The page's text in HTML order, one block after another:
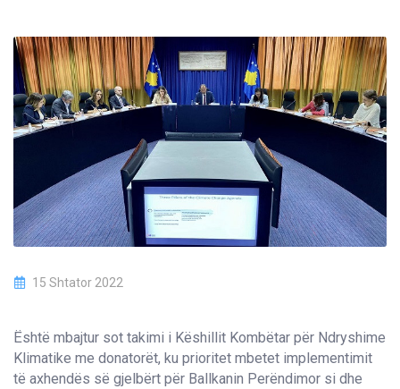
15 Shtator 2022
Është mbajtur sot takimi i Këshillit Kombëtar për Ndryshime
Klimatike me donatorët, ku prioritet mbetet implementimit
të axhendës së gjelbërt për Ballkanin Perëndimor si dhe